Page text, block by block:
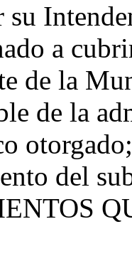
su
a
de la
de la
otorgado;
del